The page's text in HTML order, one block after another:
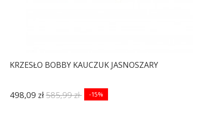
KRZESŁO BOBBY KAUCZUK JASNOSZARY
498,09 zł585,99 zł -15%